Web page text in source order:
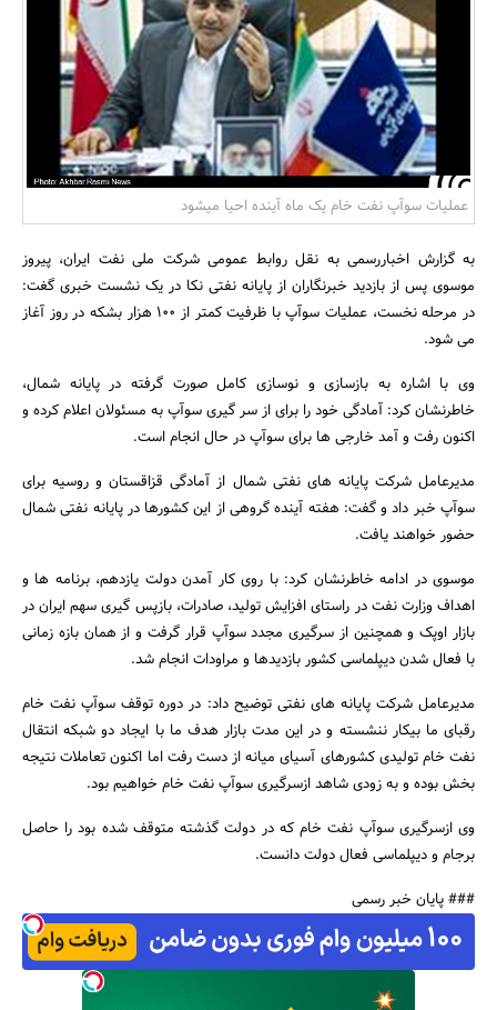
بانک، بیمه و سرمایه
مسکن و ساختمان
جستجو
عملیات سوآپ نفت خام یک ماه آینده احیا می‎شود
به گزارش اخباررسمی به نقل روابط عمومی شرکت ملی نفت ایران، پیروز
موسوی پس از بازدید خبرنگاران از پایانه نفتی نکا در یک نشست خبری گغت:
در مرحله نخست، عملیات سوآپ با ظرفیت کمتر از 100 هزار بشکه در روز آغاز
می شود.
وی با اشاره به بازسازی و نوسازی کامل صورت گرفته در پایانه شمال،
خاطرنشان کرد: آمادگی خود را برای از سر گیری سوآپ به مسئولان اعلام کرده و
اکنون رفت و آمد خارجی ها برای سوآپ در حال انجام است.
مدیرعامل شرکت پایانه های نفتی شمال از آمادگی قزاقستان و روسیه برای
سوآپ خبر داد و گفت: هفته آینده گروهی از این کشورها در پایانه نفتی شمال
حضور خواهند یافت.
موسوی در ادامه خاطرنشان کرد: با روی کار آمدن دولت یازدهم، برنامه ها و
اهداف وزارت نفت در راستای افزایش تولید، صادرات، بازپس گیری سهم ایران در
بازار اوپک و همچنین از سرگیری مجدد سوآپ قرار گرفت و از همان بازه زمانی
با فعال شدن دیپلماسی کشور بازدیدها و مراودات انجام شد.
مدیرعامل شرکت پایانه های نفتی توضیح داد: در دوره توقف سوآپ نفت خام
رقبای ما بیکار ننشسته و در این مدت بازار هدف ما با ایجاد دو شبکه انتقال
نفت خام تولیدی کشورهای آسیای میانه از دست رفت اما اکنون تعاملات نتیجه
بخش بوده و به زودی شاهد ازسرگیری سوآپ نفت خام خواهیم بود.
وی ازسرگیری سوآپ نفت خام که در دولت گذشته متوقف شده بود را حاصل
برجام و دیپلماسی فعال دولت دانست.
### پایان خبر رسمی